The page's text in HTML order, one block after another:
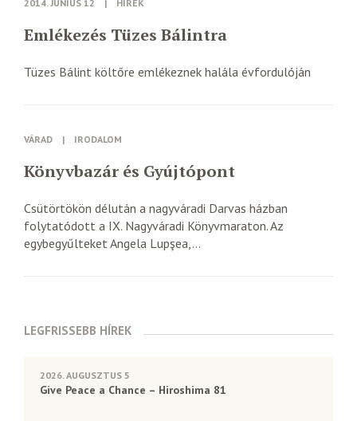
2014. JÚNIUS 12 | HÍREK
Emlékezés Tüzes Bálintra
Tüzes Bálint költőre emlékeznek halála évfordulóján
VÁRAD | IRODALOM
Könyvbazár és Gyújtópont
Csütörtökön délután a nagyváradi Darvas házban
folytatódott a IX. Nagyváradi Könyvmaraton. Az
egybegyűlteket Angela Lupşea,...
LEGFRISSEBB HÍREK
2026. AUGUSZTUS 5
Give Peace a Chance – Hiroshima 81